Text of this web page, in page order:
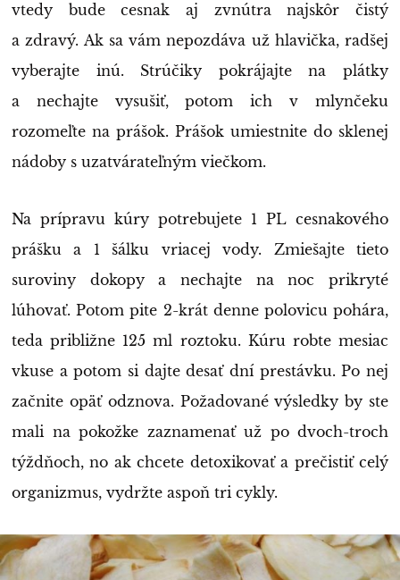
vtedy bude cesnak aj zvnútra najskôr čistý
a zdravý. Ak sa vám nepozdáva už hlavička, radšej
vyberajte inú. Strúčiky pokrájajte na plátky
a nechajte vysušiť, potom ich v mlynčeku
rozomeľte na prášok. Prášok umiestnite do sklenej
nádoby s uzatvárateľným viečkom.
Na prípravu kúry potrebujete 1 PL cesnakového
prášku a 1 šálku vriacej vody. Zmiešajte tieto
suroviny dokopy a nechajte na noc prikryté
lúhovať. Potom pite 2-krát denne polovicu pohára,
teda približne 125 ml roztoku. Kúru robte mesiac
vkuse a potom si dajte desať dní prestávku. Po nej
začnite opäť odznova. Požadované výsledky by ste
mali na pokožke zaznamenať už po dvoch-troch
týždňoch, no ak chcete detoxikovať a prečistiť celý
organizmus, vydržte aspoň tri cykly.